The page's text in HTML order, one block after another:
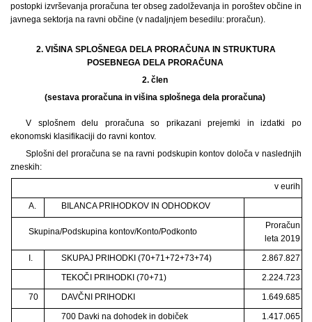
postopki izvrševanja proračuna ter obseg zadolževanja in poroštev občine in
javnega sektorja na ravni občine (v nadaljnjem besedilu: proračun).
2. VIŠINA SPLOŠNEGA DELA PRORAČUNA IN STRUKTURA
POSEBNEGA DELA PRORAČUNA
2. člen
(sestava proračuna in višina splošnega dela proračuna)
V splošnem delu proračuna so prikazani prejemki in izdatki po
ekonomski klasifikaciji do ravni kontov.
Splošni del proračuna se na ravni podskupin kontov določa v naslednjih
zneskih:
v eurih
A.
BILANCA PRIHODKOV IN ODHODKOV
Skupina/Podskupina kontov/Konto/Podkonto
Proračun
leta 2019
I.
SKUPAJ PRIHODKI (70+71+72+73+74)
2.867.827
TEKOČI PRIHODKI (70+71)
2.224.723
70
DAVČNI PRIHODKI
1.649.685
700 Davki na dohodek in dobiček
1.417.065